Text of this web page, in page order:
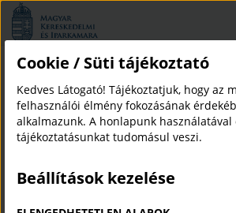
Magyar
Kereskedelmi
és
Iparkamara
A TSZSZ
PER
alternatív vitarendezés
teljesítésigazolási
tudnivalók a teljesítésigazolási szakértői szervről
a tszsz szakvéleményére alapított per
Cookie / Süti tájékoztató
Kedves Látogató! Tájékoztatjuk, hogy az
felhasználói élmény fokozásának
alkalmazunk. A honlapunk használatával
tájékoztatásunkat tudomásul veszi.
Beállítások kezelése